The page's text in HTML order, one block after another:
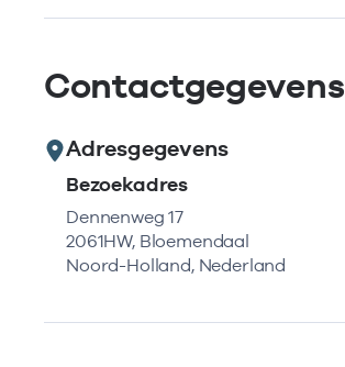
Contactgegevens
Adresgegevens
Bezoekadres
Dennenweg 17
2061HW, Bloemendaal
Noord-Holland, Nederland